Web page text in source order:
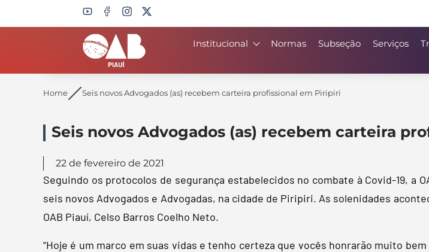
Institucional Normas Subseção Serviços
Search
Home Seis novos Advogados (as) recebem carteira profissional em Piripiri
Seis novos Advogados (as) recebem carteira
22 de fevereiro de 2021
Seguindo os protocolos de segurança estabelecidos no combate à Covid-19, a
seis novos Advogados e Advogadas, na cidade de Piripiri. As solenidades
OAB Piauí, Celso Barros Coelho Neto.
“Hoje é um marco em suas vidas e tenho certeza que vocês honrarão muito